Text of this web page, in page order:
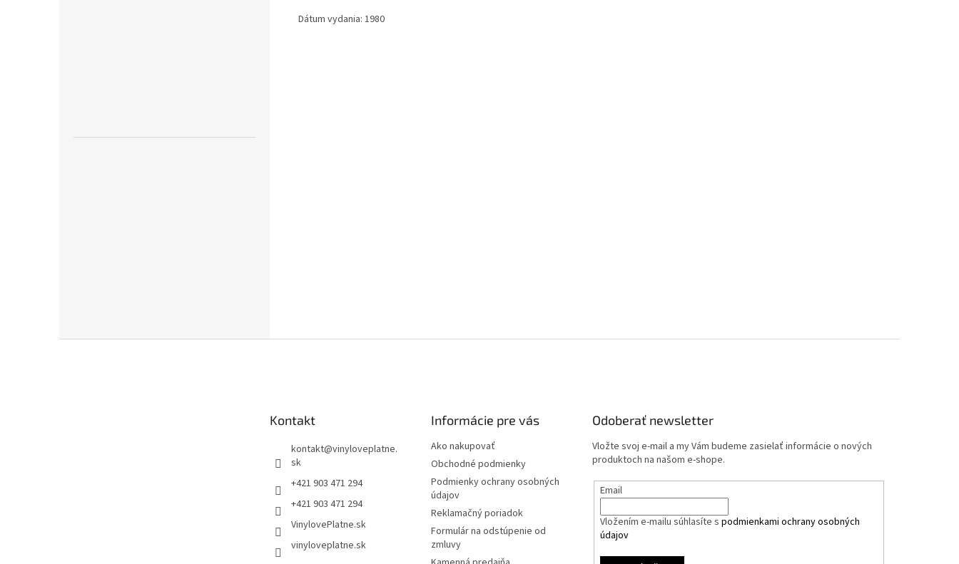
Dátum vydania: 1980
Kontakt
kontakt@vinyloveplatne.
sk
+421 903 471 294
+421 903 471 294
VinylovePlatne.sk
vinyloveplatne.sk
Informácie pre vás
Ako nakupovať
Obchodné podmienky
Podmienky ochrany osobných
údajov
Reklamačný poriadok
Formulár na odstúpenie od
zmluvy
Odoberať newsletter
Vložte svoj e-mail a my Vám budeme zasielať informácie o nových
produktoch na našom e-shope.
Email
Vložením e-mailu súhlasíte spodmienkami ochrany osobných
údajov